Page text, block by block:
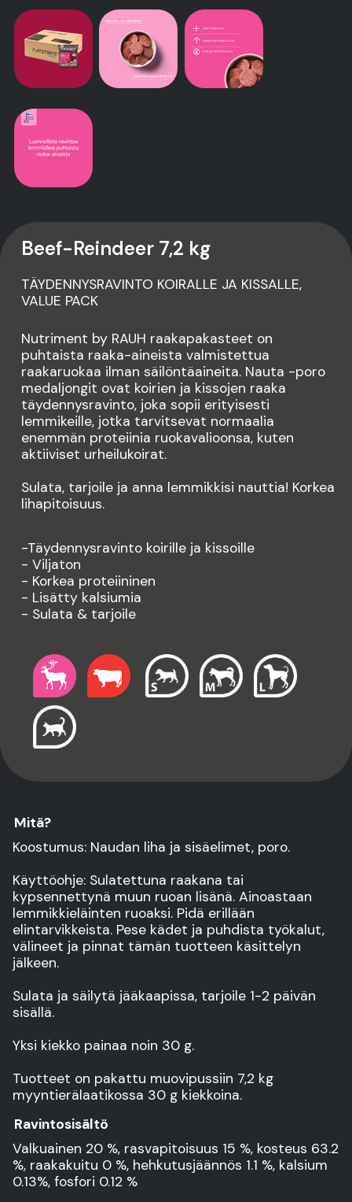
Beef-Reindeer 7,2 kg
TÄYDENNYSRAVINTO KOIRALLE JA KISSALLE,
VALUE PACK
Nutriment by RAUH raakapakasteet on
puhtaista raaka-aineista valmistettua
raakaruokaa ilman säilöntäaineita. Nauta -poro
medaljongit ovat koirien ja kissojen raaka
täydennysravinto, joka sopii erityisesti
lemmikeille, jotka tarvitsevat normaalia
enemmän proteiinia ruokavalioonsa, kuten
aktiiviset urheilukoirat.
Sulata, tarjoile ja anna lemmikkisi nauttia! Korkea
lihapitoisuus.
-Täydennysravinto koirille ja kissoille
- Viljaton
- Korkea proteiininen
- Lisätty kalsiumia
- Sulata & tarjoile
Mitä?
Koostumus: Naudan liha ja sisäelimet, poro.
Käyttöohje: Sulatettuna raakana tai
kypsennettynä muun ruoan lisänä. Ainoastaan
lemmikkieläinten ruoaksi. Pidä erillään
elintarvikkeista. Pese kädet ja puhdista työkalut,
välineet ja pinnat tämän tuotteen käsittelyn
jälkeen.
Sulata ja säilytä jääkaapissa, tarjoile 1-2 päivän
sisällä.
Yksi kiekko painaa noin 30 g.
Tuotteet on pakattu muovipussiin 7,2 kg
myyntierälaatikossa 30 g kiekkoina.
Ravintosisältö
Valkuainen 20 %, rasvapitoisuus 15 %, kosteus 63.2
%, raakakuitu 0 %, hehkutusjäännös 1.1 %, kalsium
0.13%, fosfori 0.12 %